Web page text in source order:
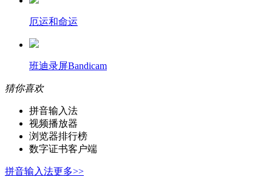
厄运和命运
班迪录屏Bandicam
猜你喜欢
拼音输入法
视频播放器
浏览器排行榜
数字证书客户端
拼音输入法更多>>